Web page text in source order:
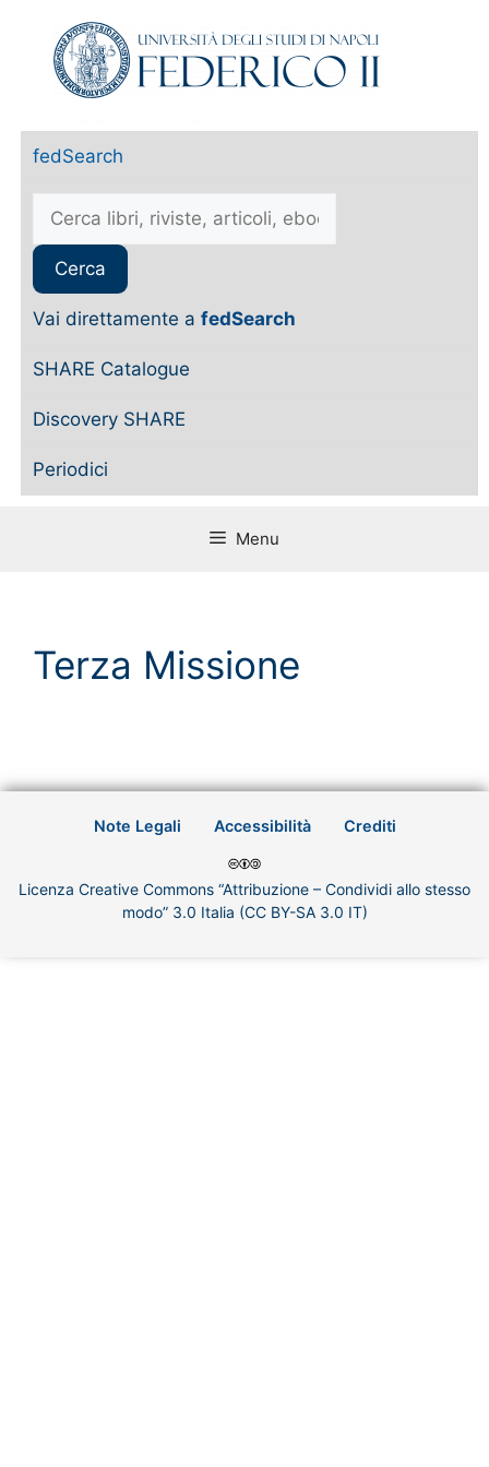
fedSearch
Vai direttamente a fedSearch
SHARE Catalogue
Discovery SHARE
Periodici
Menu
Terza Missione
Note Legali Accessibilità Crediti
Licenza Creative Commons “Attribuzione – Condividi allo stesso
modo” 3.0 Italia (CC BY-SA 3.0 IT)